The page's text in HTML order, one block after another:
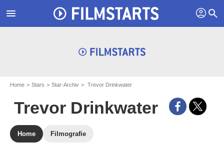
menu profil search
Home Stars Star-Archiv Trevor Drinkwater
Trevor Drinkwater
Home Filmografie